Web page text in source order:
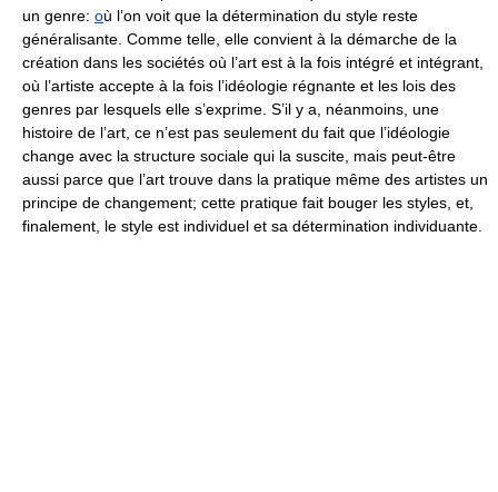
un genre: où l’on voit que la détermination du style reste
généralisante. Comme telle, elle convient à la démarche de la
création dans les sociétés où l’art est à la fois intégré et intégrant,
où l’artiste accepte à la fois l’idéologie régnante et les lois des
genres par lesquels elle s’exprime. S’il y a, néanmoins, une
histoire de l’art, ce n’est pas seulement du fait que l’idéologie
change avec la structure sociale qui la suscite, mais peut-être
aussi parce que l’art trouve dans la pratique même des artistes un
principe de changement; cette pratique fait bouger les styles, et,
finalement, le style est individuel et sa détermination individuante.